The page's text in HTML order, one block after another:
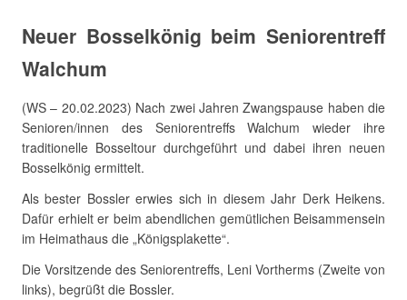
Neuer Bosselkönig beim Seniorentreff
Walchum
(WS – 20.02.2023) Nach zwei Jahren Zwangspause haben die
Senioren/innen des Seniorentreffs Walchum wieder ihre
traditionelle Bosseltour durchgeführt und dabei ihren neuen
Bosselkönig ermittelt.
Als bester Bossler erwies sich in diesem Jahr Derk Heikens.
Dafür erhielt er beim abendlichen gemütlichen Beisammensein
im Heimathaus die „Königsplakette“.
Die Vorsitzende des Seniorentreffs, Leni Vortherms (Zweite von
links), begrüßt die Bossler.